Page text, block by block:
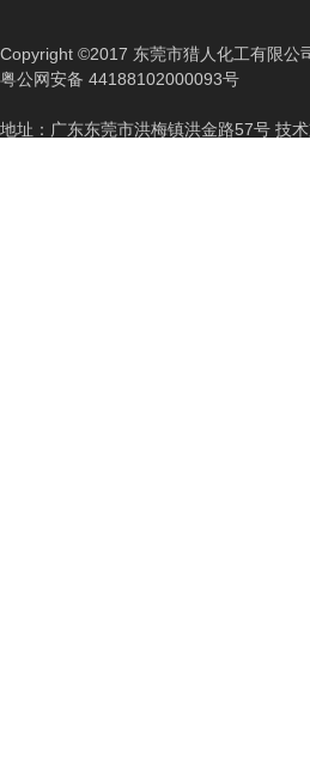
Copyright ©2017 东莞市猎人化工有限公
粤公网安备 44188102000093号
地址：广东东莞市洪梅镇洪金路57号 技